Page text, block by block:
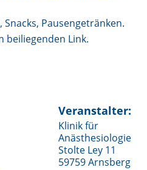
Snacks, Pausengetränken.
beiliegenden Link.
Veranstalter:
Klinik für
Anästhesiologie
Stolte Ley 11
59759 Arnsberg